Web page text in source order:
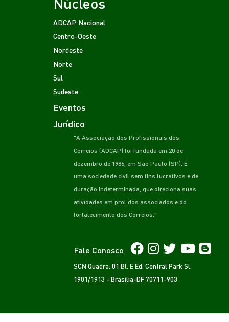
ADCAP Nacional
Centro-Oeste
Nordeste
Norte
Sul
Sudeste
Eventos
Jurídico
"A Associação dos Profissionais dos
Correios (ADCAP) foi fundada em 20 de
dezembro de 1986, em São Paulo (SP). É
uma sociedade civil sem fins lucrativos e de
duração indeterminada, que direciona suas
atividades em prol dos associados e do
fortalecimento dos Correios."
Fale Conosco
SCN Quadra. 01 Bl. E Ed. Central Park Sl.
1901/1913 - Brasilia-DF 70711-903